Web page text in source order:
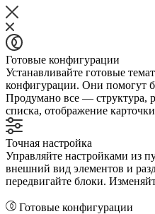
Готовые конфигурации
Устанавливайте готовые
конфигурации. Они помогут
Продумано все — структура,
списка, отображение
Точная настройка
Управляйте настройками из
внешний вид элементов и
передвигайте блоки.
Готовые конфигурации